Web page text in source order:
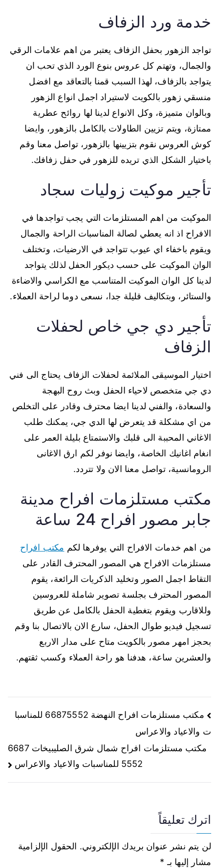
خدمة ورد الزفاف
تواجد الزهور بحفل الزفاف يعتبر من اهم علامات الرقي
والجمال، وتهتم كل عروس بنوع الورد الذي تحب ان
يتواجد بالزفاف، لهذا السبب قمنا بالتعاقد مع افضل
منسقي زهور بالكويت لاستيراد اجمل انواع الزهور
وبالوان متميزة، وكل الانواع لدينا لها روائح عطرية
ممتازة، ويتم تزيين الطاولات بالكامل بالزهور، وايضا
كوش العروس نقوم بتزيينها بالزهور، تواصل معنا وقم
باختيار الشكل الذي تريده للزهور في حفل زفافك.
تأجير موكيت زوليات سجاد
الموكيت من اهم المستلزمات التي يجب تواجدها في
الافراح اذ انه يعطي لصالة المناسبات الراحة والجمال
ويقوم باخفاء اي عيوب تتواجد في الارضيات، وتختلف
الوان الموكيت على حسب ديكور الحفل لذلك يتواجد
لدينا كل الوان الموكيت المتناسب مع الكراسي والاضاءة
والستائر، وبتكاليف قليلة جدا، نسعى دوما لراحة العملاء.
تأجير دي جي خاص لحفلات
الزفاف
اختيار الموسيقى الملائمة لحفلات الزفاف يحتاج الى فني
دي جي متخصص لاحياء الحفل وبث روح البهجة
والسعادة، والفني لدينا ايضا محترف وقادر على التخلص
من اي مشكلة قد يتعرض لها الدي جي، يمكنك طلب
الاغاني المحببة الى قلبك والاستمتاع بليلة العمر على
انغام اغانيك الخاصة، وايضا نوفر لكم ارق الاغانى
الرومانسية، تواصل معنا الان ولا تتردد.
مكتب مستلزمات افراح مدينة
جابر مصور افراح 24 ساعة
من اهم خدمات الافراح التي يوفرها لكم مكتب افراح
مستلزمات الافراح هي المصور المحترف القادر على
التقاط اجمل الصور وتخليد الذكريات الرائعة، يقوم
المصور المحترف بجلسة تصوير شاملة للعروسين
وللاقارب ويقوم بتغطية الحفل بالكامل عن طريق
تسجيل فيديو طوال الحفل، سارع الان بالاتصال بنا وقم
بحجز امهر مصور بالكويت متاح على مدار الاربع
والعشرين ساعة، هدفنا هو راحة العملاء وكسب ثقتهم.
مكتب مستلزمات افراح النهضة 66875552 للمناسبا
ت والاعياد والاعراس
مكتب مستلزمات افراح شمال شرق الصليبيخات 6687
5552 للمناسبات والاعياد والاعراس
اترك تعليقاً
لن يتم نشر عنوان بريدك الإلكتروني. الحقول الإلزامية
مشار إليها بـ *